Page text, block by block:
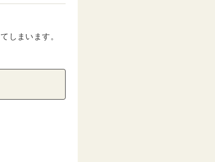
しまいます。